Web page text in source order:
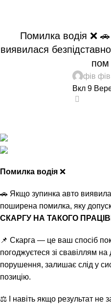
Помилка водія ❌
виявилася
фів фів
Вкл 9
Помилка водія ❌
🚗 Якщо зупинка авто
поширена помилка, яку
СКАРГУ НА ТАКОГО
📌 Скарга — це ваш спосіб
погоджуєтеся зі свавіллям
порушення, залишає слід у
позицію.
⚖️ І навіть якщо результат не